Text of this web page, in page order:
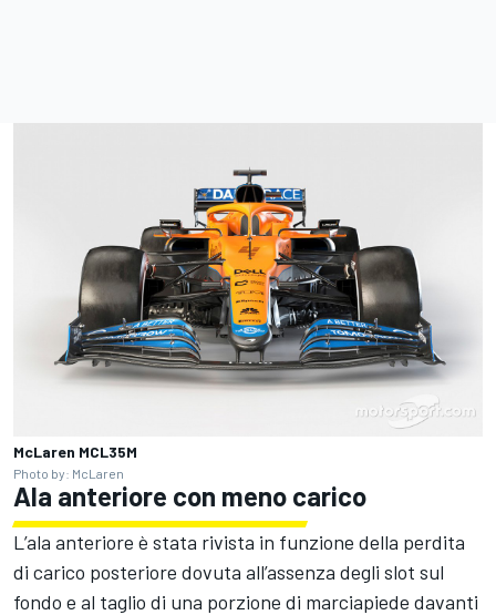
McLaren MCL35M
Photo by: McLaren
Ala anteriore con meno carico
L’ala anteriore è stata rivista in funzione della perdita
di carico posteriore dovuta all’assenza degli slot sul
fondo e al taglio di una porzione di marciapiede davanti